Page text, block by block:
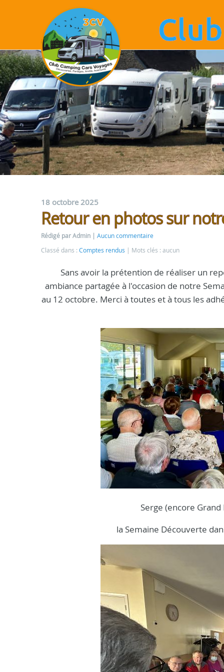
18 octobre 2025
Retour en photos sur
Rédigé par Admin
Aucun commentaire
Classé dans : Comptes rendus Mots clés : aucun
Sans avoir la prétention de réaliser un
ambiance partagée à l'occasion de notre
au 12 octobre. Merci à toutes et à tous les
Serge (encore
la Semaine Découverte